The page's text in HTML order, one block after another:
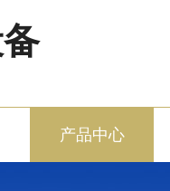
产品中心